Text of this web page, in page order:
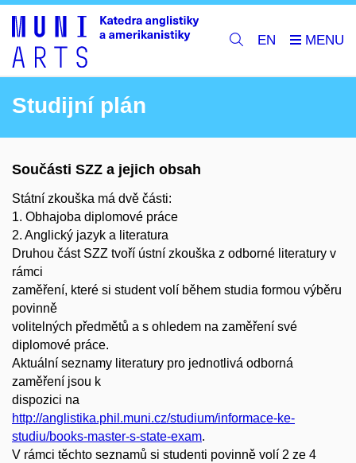
EN
Studijní plán
Součásti SZZ a jejich obsah
Státní zkouška má dvě části:
1. Obhajoba diplomové práce
2. Anglický jazyk a literatura
Druhou část SZZ tvoří ústní zkouška z odborné literatury v
rámci
zaměření, které si student volí během studia formou výběru
povinně
volitelných předmětů a s ohledem na zaměření své
diplomové práce.
Aktuální seznamy literatury pro jednotlivá odborná
zaměření jsou k
dispozici na
http://anglistika.phil.muni.cz/studium/informace-ke-
studiu/books-master-s-state-exam.
V rámci těchto seznamů si studenti povinně volí 2 ze 4